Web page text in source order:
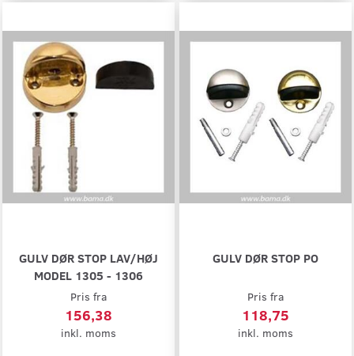
GULV DØR STOP LAV/HØJ
MODEL 1305 - 1306
Pris fra
156,38
inkl. moms
GULV DØR STOP PO
Pris fra
118,75
inkl. moms